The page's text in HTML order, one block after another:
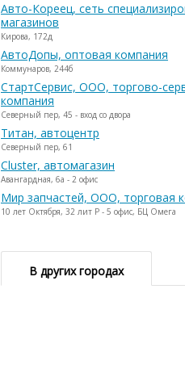
Авто-Кореец, сеть
магазинов
Кирова, 172д
АвтоДопы, оптовая компания
Коммунаров, 244б
СтартСервис, ООО, торгово-
компания
Северный пер, 45 - вход со двора
Титан, автоцентр
Северный пер, 61
Cluster, автомагазин
Авангардная, 6а - 2 офис
Мир запчастей, ООО, торговая
10 лет Октября, 32 лит Р - 5 офис, БЦ Омега
В других городах